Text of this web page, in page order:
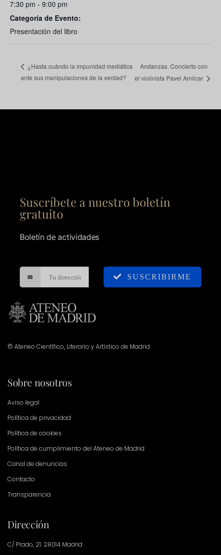
7:30 pm - 9:00 pm
Categoría de Evento:
Presentación del libro
¿Hasta cuándo la impunidad mediática
ante sus manipulaciones de la verdad?
Andanzas. Concierto con
el violinista Pavel Amilcar
Suscríbete a nuestro boletín
gratuito
Boletín de actividades
SUSCRIBIRME
© Ateneo Científico, Literario y Artístico de Madrid
Sobre nosotros
Aviso legal
Política de privacidad
Política de cookies
Política de cumplimiento del Ateneo de Madrid
Canal de denuncias
Contacto
Transparencia
Dirección
C/ Prado, 21. 28014 Madrid